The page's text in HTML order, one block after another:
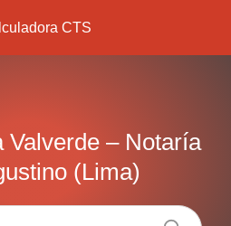
Valverde – Notaría
(Lima)